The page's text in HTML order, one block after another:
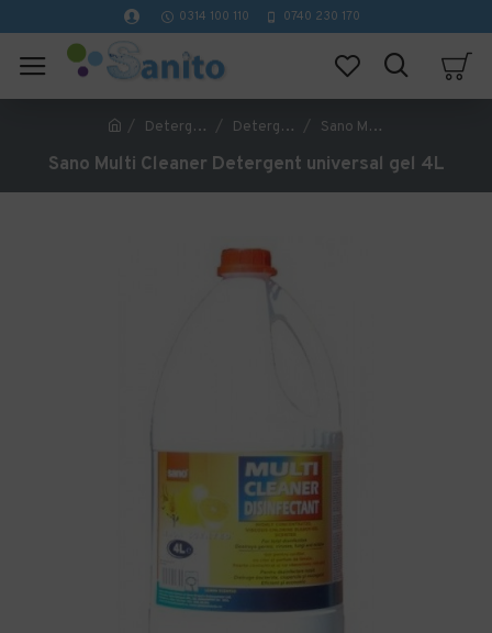
0314 100 110 0740 230 170
Detergenti profesionali curatenie Detergenti si degresanti bucatarie Sano Multi Cleaner Detergent universal gel 4L
Sano Multi Cleaner Detergent universal gel 4L